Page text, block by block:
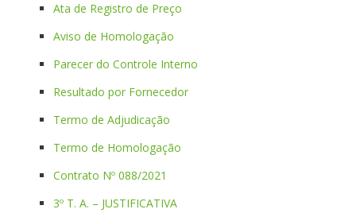
Ata de Registro de Preço
Aviso de Homologação
Parecer do Controle Interno
Resultado por Fornecedor
Termo de Adjudicação
Termo de Homologação
Contrato Nº 088/2021
3º T. A. – JUSTIFICATIVA